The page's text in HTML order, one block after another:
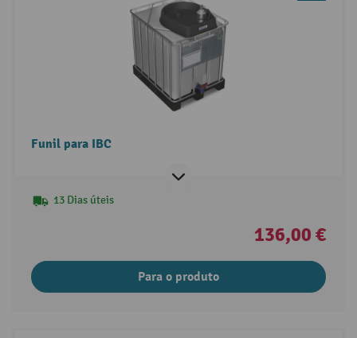
Funil para IBC
13 Dias úteis
136,00 €
Para o produto